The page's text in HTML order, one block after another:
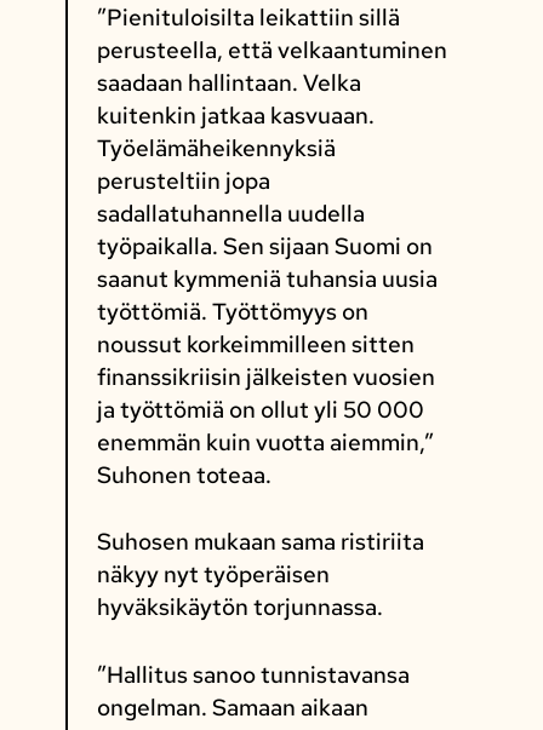
”Pienituloisilta leikattiin sillä
perusteella, että velkaantuminen
saadaan hallintaan. Velka
kuitenkin jatkaa kasvuaan.
Työelämäheikennyksiä
perusteltiin jopa
sadallatuhannella uudella
työpaikalla. Sen sijaan Suomi on
saanut kymmeniä tuhansia uusia
työttömiä. Työttömyys on
noussut korkeimmilleen sitten
finanssikriisin jälkeisten vuosien
ja työttömiä on ollut yli 50 000
enemmän kuin vuotta aiemmin,”
Suhonen toteaa.
Suhosen mukaan sama ristiriita
näkyy nyt työperäisen
hyväksikäytön torjunnassa.
”Hallitus sanoo tunnistavansa
ongelman. Samaan aikaan